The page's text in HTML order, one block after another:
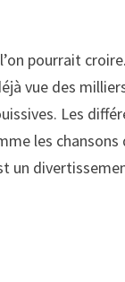
pourrait
vue des
Les
les
un